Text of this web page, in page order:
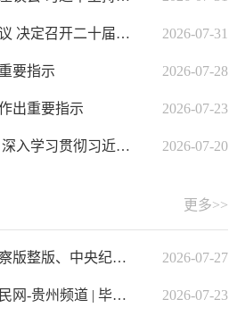
中共中央政治局召开会议 决定召开二十届五中全会 分析研究当前经济... 2026-07-31
要指示 2026-07-28
出重要指示 2026-07-23
李希在重庆调研时强调 深入学习贯彻习近平党建思想 以更高标准更实... 2026-07-20
更多>>
《中国纪检监察报》观察版整版、中央纪委国家监委... 2026-07-27
【聚焦群众身边事】人民网-贵州频道 | 毕节七... 2026-07-23